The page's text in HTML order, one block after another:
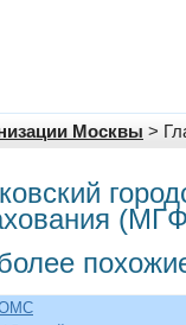
Москвы >